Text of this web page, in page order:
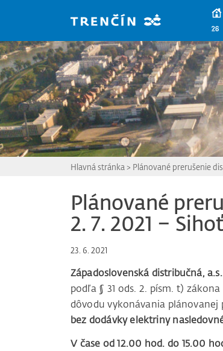
Hlavná stránka > Plánované prerušenie
Plánované
2. 7. 2021 –
23. 6. 2021
Západoslovenská distribučná, a.s.
podľa § 31 ods. 2. písm. t)
dôvodu vykonávania plánovanej
bez dodávky elektriny
V čase od 12.00 hod. do 15.00